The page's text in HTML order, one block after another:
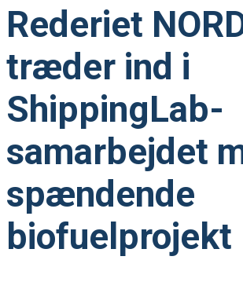
Rederiet
træder ind i
ShippingLab-
samarbejdet
spændende
biofuelprojekt